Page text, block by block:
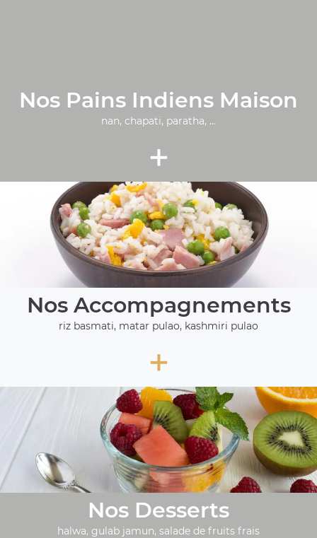
Nos Pains Indiens Maison
nan, chapati, paratha, ...
+
Nos Accompagnements
riz basmati, matar pulao, kashmiri pulao
+
Nos Desserts
halwa, gulab jamun, salade de fruits frais